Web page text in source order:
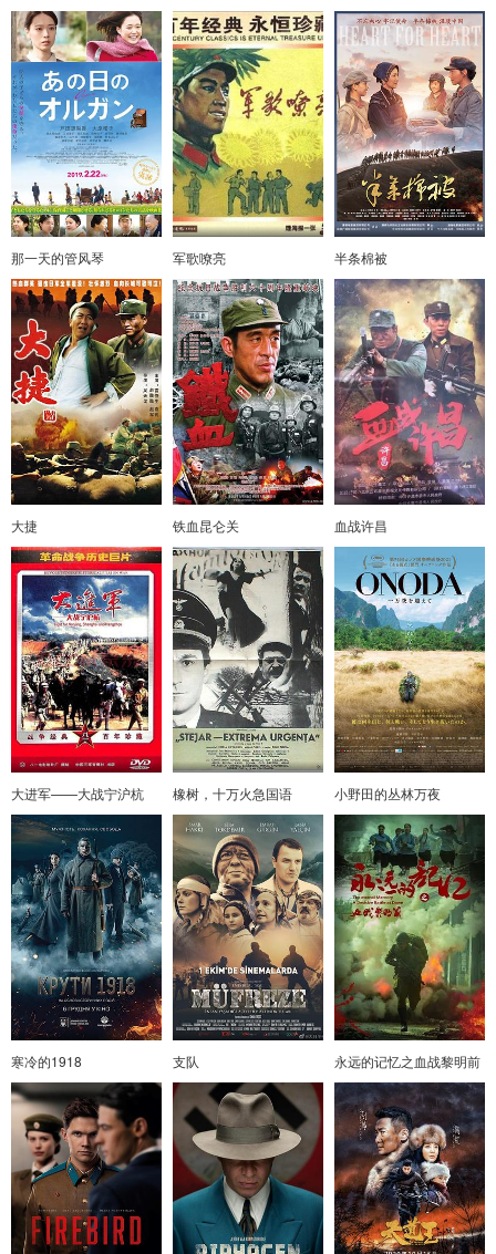
那一天的管风琴 军歌嘹亮 半条棉被
大捷 铁血昆仑关 血战许昌
大进军——大战宁沪杭 橡树，十万火急国语 小野田的丛林万夜
寒冷的1918 支队 永远的记忆之血战黎明前